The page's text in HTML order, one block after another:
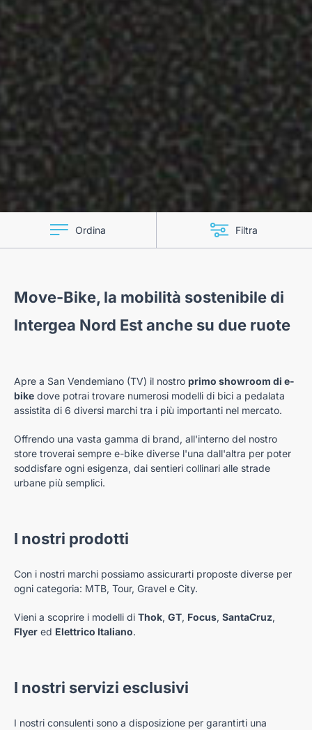
Ordina Filtra
Move-Bike, la mobilità sostenibile di
Intergea Nord Est anche su due ruote
Apre a San Vendemiano (TV) il nostro primo showroom di e-
bike dove potrai trovare numerosi modelli di bici a pedalata
assistita di 6 diversi marchi tra i più importanti nel mercato.
Offrendo una vasta gamma di brand, all'interno del nostro
store troverai sempre e-bike diverse l'una dall'altra per poter
soddisfare ogni esigenza, dai sentieri collinari alle strade
urbane più semplici.
I nostri prodotti
Con i nostri marchi possiamo assicurarti proposte diverse per
ogni categoria: MTB, Tour, Gravel e City.
Vieni a scoprire i modelli di Thok, GT, Focus, SantaCruz,
Flyer ed Elettrico Italiano.
I nostri servizi esclusivi
I nostri consulenti sono a disposizione per garantirti una